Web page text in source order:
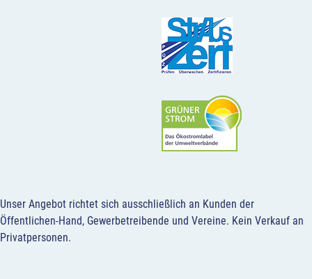
Unser Angebot richtet sich ausschließlich an Kunden der
Öffentlichen-Hand, Gewerbetreibende und Vereine. Kein Verkauf an
Privatpersonen.